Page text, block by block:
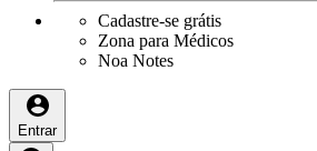
Cadastre-se grátis
Zona para Médicos
Noa Notes
Entrar